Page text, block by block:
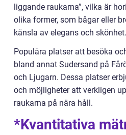
liggande raukarna”, vilka är
olika former, som bågar eller
känsla av elegans och skönhet.
Populära platser att besöka
bland annat Sudersand på
och Ljugarn. Dessa platser
och möjligheter att verkligen
raukarna på nära håll.
*Kvantitativa